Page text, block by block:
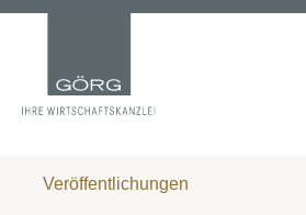
Veröffentlichungen